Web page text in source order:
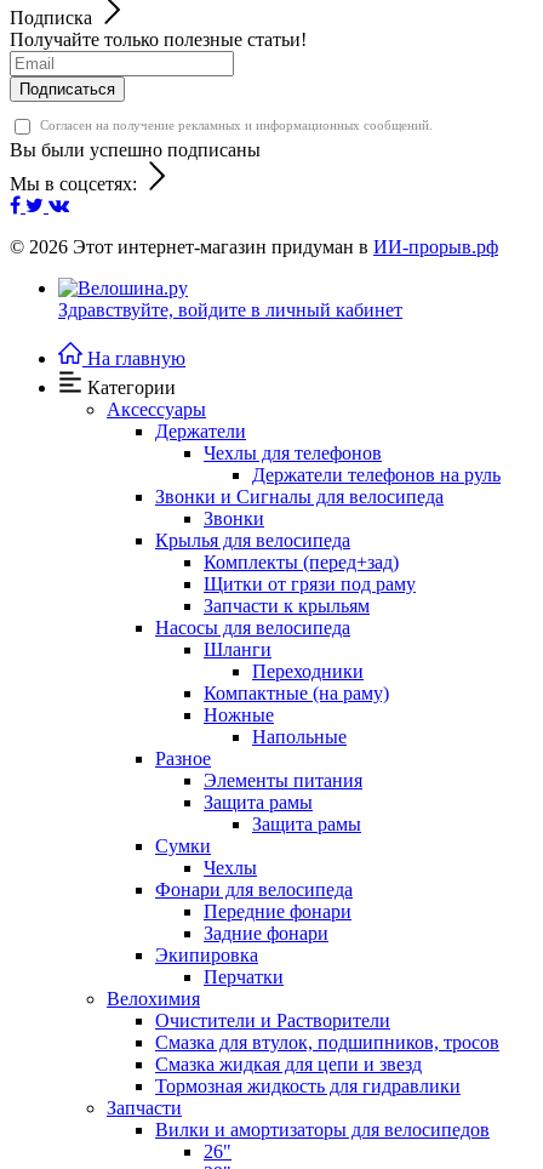
Подписка
Получайте только полезные статьи!
Подписаться
Согласен на получение рекламных и информационных сообщений.
Вы были успешно подписаны
Мы в соцсетях:
© 2026 Этот интернет-магазин придуман в ИИ-прорыв.рф
Здравствуйте, войдите в личный кабинет
На главную
Категории
Аксессуары
Держатели
Чехлы для телефонов
Держатели телефонов на руль
Звонки и Сигналы для велосипеда
Звонки
Крылья для велосипеда
Комплекты (перед+зад)
Щитки от грязи под раму
Запчасти к крыльям
Насосы для велосипеда
Шланги
Переходники
Компактные (на раму)
Ножные
Напольные
Разное
Элементы питания
Защита рамы
Защита рамы
Сумки
Чехлы
Фонари для велосипеда
Передние фонари
Задние фонари
Экипировка
Перчатки
Велохимия
Очистители и Растворители
Смазка для втулок, подшипников, тросов
Смазка жидкая для цепи и звезд
Тормозная жидкость для гидравлики
Запчасти
Вилки и амортизаторы для велосипедов
26"